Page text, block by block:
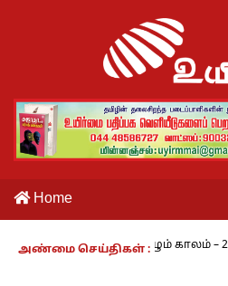
Home
அண்மை செய்திகள் :
நாம் வாழும் காலம் – 27 :